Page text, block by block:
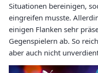
Situationen bereinigen,
eingreifen musste.
einigen Flanken sehr
Gegenspielern ab. So
aber auch nicht